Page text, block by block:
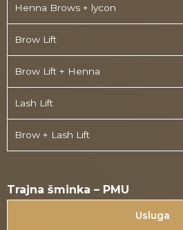
Henna Brows + lycon
Brow Lift
Brow Lift + Henna
Lash Lift
Brow + Lash Lift
Trajna šminka – PMU
Usluga